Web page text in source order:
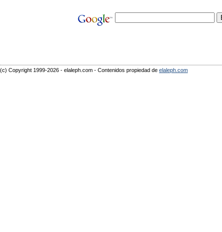
(c) Copyright 1999-2026 - elaleph.com - Contenidos propiedad de elaleph.com